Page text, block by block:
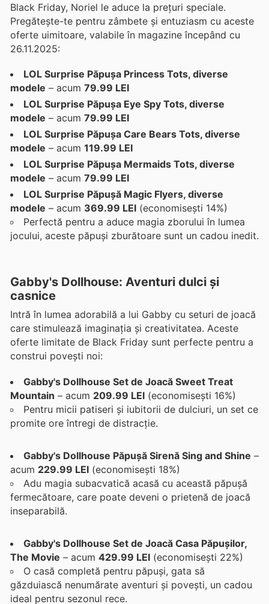
Black Friday, Noriel le aduce la prețuri speciale.
Pregătește-te pentru zâmbete și entuziasm cu aceste
oferte uimitoare, valabile în magazine începând cu
26.11.2025:
LOL Surprise Păpușa Princess Tots, diverse
modele – acum 79.99 LEI
LOL Surprise Păpușa Eye Spy Tots, diverse
modele – acum 79.99 LEI
LOL Surprise Păpușa Care Bears Tots, diverse
modele – acum 119.99 LEI
LOL Surprise Păpușa Mermaids Tots, diverse
modele – acum 79.99 LEI
LOL Surprise Păpușă Magic Flyers, diverse
modele – acum 369.99 LEI (economisești 14%)
Perfectă pentru a aduce magia zborului în lumea
jocului, aceste păpuși zburătoare sunt un cadou inedit.
Gabby's Dollhouse: Aventuri dulci și
casnice
Intră în lumea adorabilă a lui Gabby cu seturi de joacă
care stimulează imaginația și creativitatea. Aceste
oferte limitate de Black Friday sunt perfecte pentru a
construi povești noi:
Gabby's Dollhouse Set de Joacă Sweet Treat
Mountain – acum 209.99 LEI (economisești 16%)
Pentru micii patiseri și iubitorii de dulciuri, un set ce
promite ore întregi de distracție.
Gabby's Dollhouse Păpușă Sirenă Sing and Shine –
acum 229.99 LEI (economisești 18%)
Adu magia subacvatică acasă cu această păpușă
fermecătoare, care poate deveni o prietenă de joacă
inseparabilă.
Gabby's Dollhouse Set de Joacă Casa Păpușilor,
The Movie – acum 429.99 LEI (economisești 22%)
O casă completă pentru păpuși, gata să
găzduiască nenumărate aventuri și povești, un cadou
ideal pentru sezonul rece.